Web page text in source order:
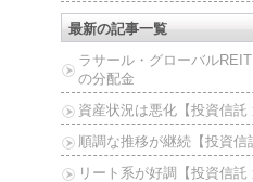
最新の記事一覧
ラサール・グローバル
の分配金
資産状況は悪化【投資信託
順調な推移が継続【投資信
リート系が好調【投資信託